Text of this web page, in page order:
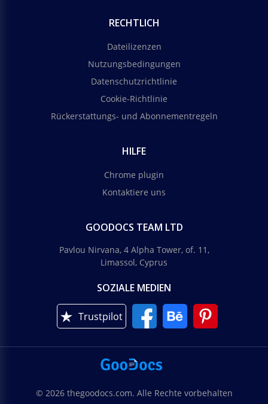
RECHTLICH
Dateilizenzen
Nutzungsbedingungen
Datenschutzrichtlinie
Cookie-Richtlinie
Rückerstattungs- und Abonnementregeln
HILFE
Chrome plugin
Kontaktiere uns
GOODOCS TEAM LTD
Pavlou Nirvana, 4 Alpha Tower, of. 11,
Limassol, Cyprus
SOZIALE MEDIEN
Trustpilot
© 2026 thegoodocs.com. Alle Rechte vorbehalten